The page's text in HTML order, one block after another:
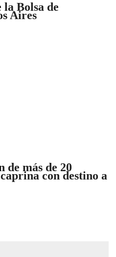
la Bolsa de
Aires
de más de 20
con destino a